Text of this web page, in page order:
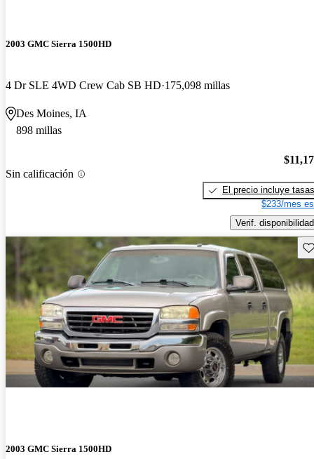
2003 GMC Sierra 1500HD
4 Dr SLE 4WD Crew Cab SB HD 175,098 millas
Des Moines, IA
898 millas
Sin calificación
El precio incluye tasas
$233/mes
Verif. disponibilidad
2003 GMC Sierra 1500HD